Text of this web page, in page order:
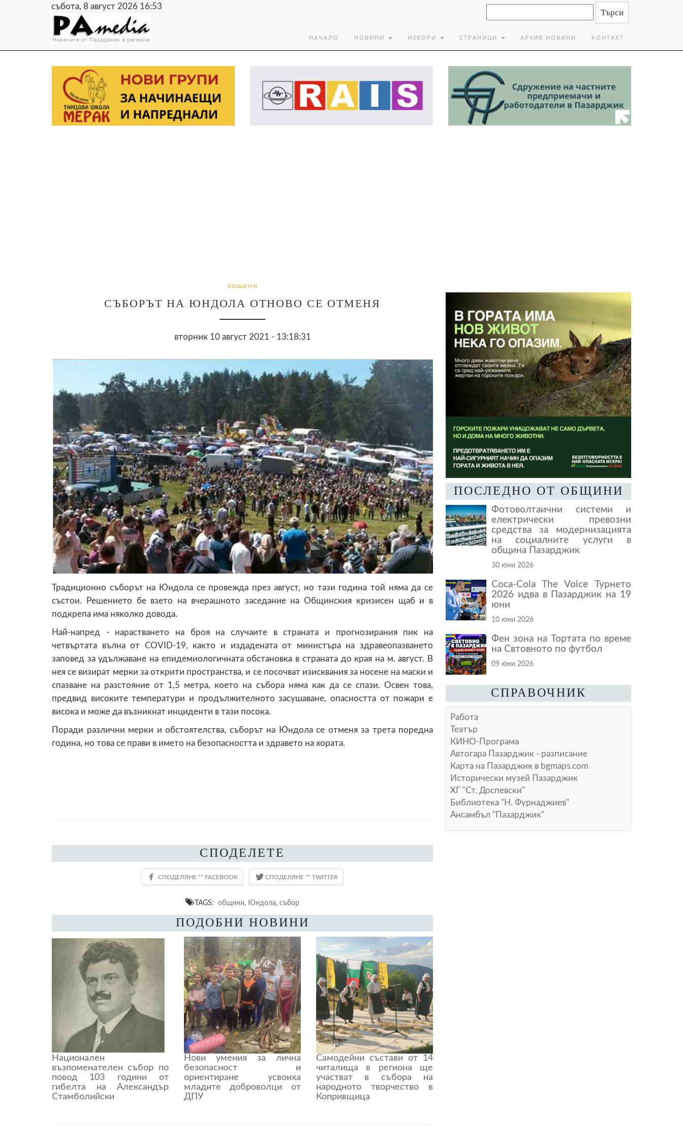
събота, 8 август 2026 16:53
НАЧАЛО НОВИНИ ИЗБОРИ СТРАНИЦИ АРХИВ НОВИНИ КОНТАКТ
ОБЩИНИ
СЪБОРЪТ НА ЮНДОЛА ОТНОВО СЕ ОТМЕНЯ
вторник 10 август 2021 - 13:18:31
Традиционно съборът на Юндола се провежда през август, но тази година той няма да се
състои. Решението бе взето на вчерашното заседание на Общинския кризисен щаб и в
подкрепа има няколко довода.
Най-напред - нарастването на броя на случаите в страната и прогнозирания пик на
четвъртата вълна от COVID-19, както и издадената от министъра на здравеопазването
заповед за удължаване на епидемиологичната обстановка в страната до края на м. август. В
нея се визират мерки за открити пространства, и се посочват изисквания за носене на маски и
спазване на разстояние от 1,5 метра, което на събора няма как да се спази. Освен това,
предвид високите температури и продължителното засушаване, опасността от пожари е
висока и може да възникнат инциденти в тази посока.
Поради различни мерки и обстоятелства, съборът на Юндола се отменя за трета поредна
година, но това се прави в името на безопасността и здравето на хората.
СПОДЕЛЕТЕ
TAGS: общини, Юндола, събор
ПОДОБНИ НОВИНИ
Национален
възпоменателен събор по
повод 103 години от
гибелта на Александър
Стамболийски
Нови умения за лична
безопасност и
ориентиране усвоиха
младите доброволци от
ДПУ
Самодейни състави от 14
читалища в региона ще
участват в събора на
народното творчество в
Копривщица
ПОСЛЕДНО ОТ ОБЩИНИ
Фотоволтаични системи и
електрически превозни
средства за модернизацията
на социалните услуги в
община Пазарджик
30 юни 2026
Coca-Cola The Voice Турнето
2026 идва в Пазарджик на 19
юни
10 юни 2026
Фен зона на Тортата по време
на Свтовното по футбол
09 юни 2026
СПРАВОЧНИК
Работа
Театър
КИНО-Програма
Автогара Пазарджик - разписание
Карта на Пазарджик в bgmaps.com
Исторически музей Пазарджик
ХГ "Ст. Доспевски"
Библиотека "Н. Фурнаджиев"
Ансамбъл "Пазарджик"